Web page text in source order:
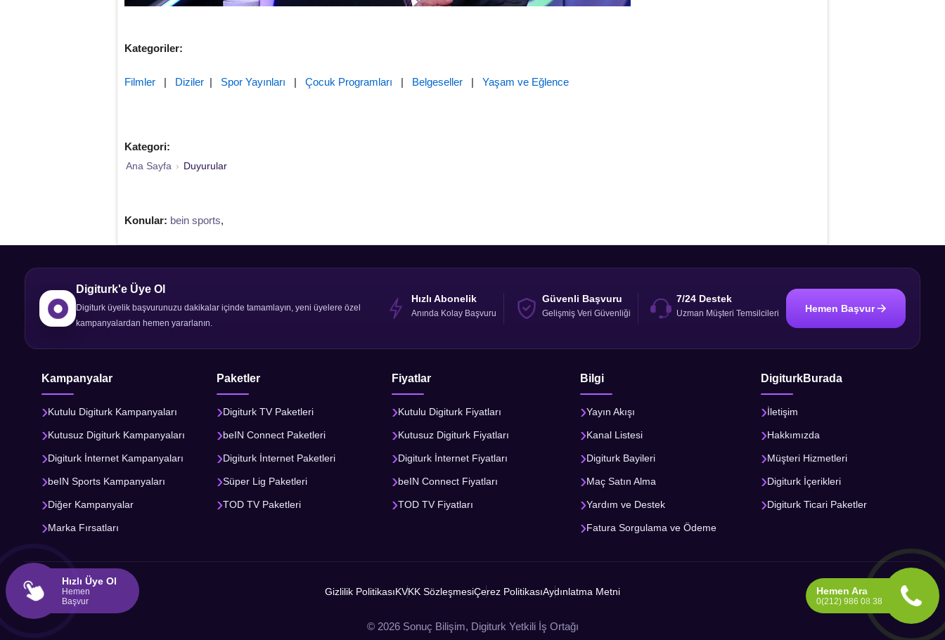
Kategoriler:
Filmler | Diziler | Spor Yayınları | Çocuk Programları | Belgeseller | Yaşam ve Eğlence
Kategori:
Ana Sayfa › Duyurular
Konular: bein sports,
Digiturk'e Üye Ol
Digiturk üyelik başvurunuzu dakikalar içinde tamamlayın, yeni üyelere özel
kampanyalardan hemen yararlanın.
Hızlı Abonelik
Anında Kolay Başvuru
Güvenli Başvuru
Gelişmiş Veri Güvenliği
7/24 Destek
Uzman Müşteri Temsilcileri Hemen Başvur
Kampanyalar
Kutulu Digiturk Kampanyaları
Kutusuz Digiturk Kampanyaları
Digiturk İnternet Kampanyaları
beIN Sports Kampanyaları
Diğer Kampanyalar
Marka Fırsatları
Paketler
Digiturk TV Paketleri
beIN Connect Paketleri
Digiturk İnternet Paketleri
Süper Lig Paketleri
TOD TV Paketleri
Fiyatlar
Kutulu Digiturk Fiyatları
Kutusuz Digiturk Fiyatları
Digiturk İnternet Fiyatları
beIN Connect Fiyatları
TOD TV Fiyatları
Bilgi
Yayın Akışı
Kanal Listesi
Digiturk Bayileri
Maç Satın Alma
Yardım ve Destek
Fatura Sorgulama ve Ödeme
DigiturkBurada
İletişim
Hakkımızda
Müşteri Hizmetleri
Digiturk İçerikleri
Digiturk Ticari Paketler
Gizlilik PolitikasıKVKK SözleşmesiÇerez PolitikasıAydınlatma Metni
© 2026 Sonuç Bilişim, Digiturk Yetkili İş Ortağı
Hızlı Üye Ol
Hemen
Başvur
Hemen Ara
0(212) 986 08 38